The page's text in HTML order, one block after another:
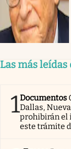
Las más
1Documentos
Dallas,
prohibirán el
este trámite